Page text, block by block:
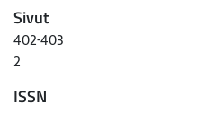
Sivut
402-403
2
ISSN